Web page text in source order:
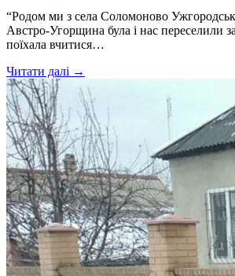
“Родом ми з села Соломоново
Австро-Угорщина була і нас переселили
поїхала вчитися…
Читати далі →